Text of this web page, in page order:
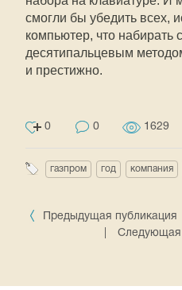
смогли бы убедить всех,
компьютер, что набирать
десятипальцевым
и престижно.
0 0 1629
газпром год компания
Предыдущая публикация
Следующая